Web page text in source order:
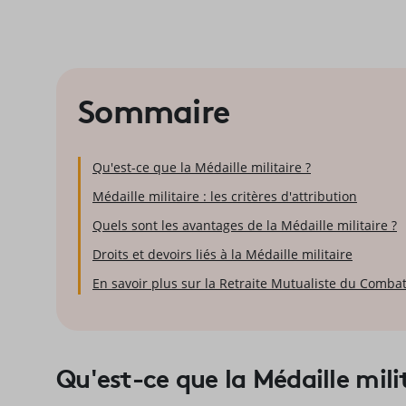
Sommaire
Qu'est-ce que la Médaille militaire ?
Médaille militaire : les critères d'attribution
Quels sont les avantages de la Médaille militaire ?
Droits et devoirs liés à la Médaille militaire
En savoir plus sur la Retraite Mutualiste du
Qu'est-ce que la Médaille